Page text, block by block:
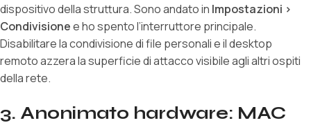
dispositivo della struttura. Sono andato in Impostazioni >
Condivisionee ho spento l’interruttore principale.
Disabilitare la condivisione di file personali e il desktop
remoto azzera la superficie di attacco visibile agli altri ospiti
della rete.
3. Anonimato hardware: MAC